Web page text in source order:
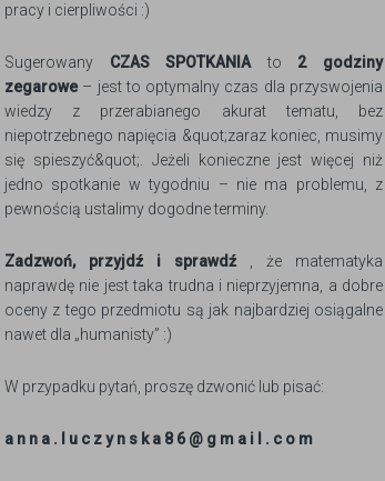
pracy i cierpliwości :)
Sugerowany CZAS SPOTKANIA to 2 godziny
zegarowe– jest to optymalny czas dla przyswojenia
wiedzy z przerabianego akurat tematu, bez
niepotrzebnego napięcia &quot;zaraz koniec, musimy
się spieszyć&quot;. Jeżeli konieczne jest więcej niż
jedno spotkanie w tygodniu – nie ma problemu, z
pewnością ustalimy dogodne terminy.
Zadzwoń, przyjdź i sprawdź , że matematyka
naprawdę nie jest taka trudna i nieprzyjemna, a dobre
oceny z tego przedmiotu są jak najbardziej osiągalne
nawet dla „humanisty” :)
W przypadku pytań, proszę dzwonić lub pisać:
a n n a . l u c z y n s k a 8 6 @ g m a i l . c o m